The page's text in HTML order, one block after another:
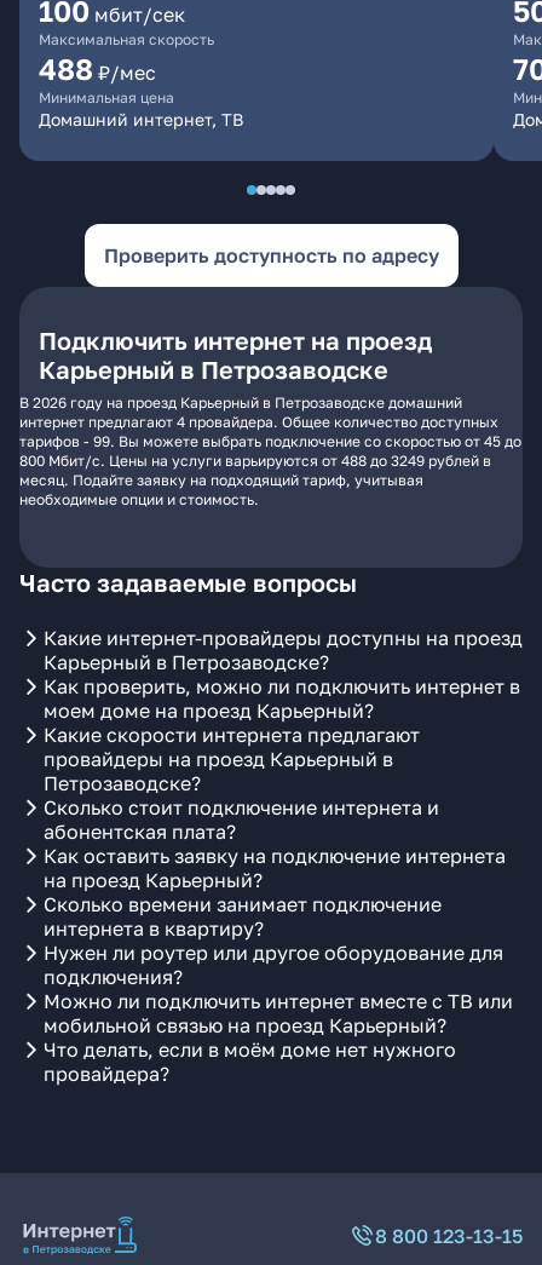
100 мбит/сек
Максимальная скорость
488 ₽/мес
Минимальная цена
Домашний интернет, ТВ
Проверить доступность по адресу
Подключить интернет на проезд
Карьерный в Петрозаводске
В 2026 году на проезд Карьерный в Петрозаводске домашний
интернет предлагают 4 провайдера. Общее количество доступных
тарифов - 99. Вы можете выбрать подключение со скоростью от 45 до
800 Мбит/с. Цены на услуги варьируются от 488 до 3249 рублей в
месяц. Подайте заявку на подходящий тариф, учитывая
необходимые опции и стоимость.
Часто задаваемые вопросы
Какие интернет-провайдеры доступны на проезд
Карьерный в Петрозаводске?
Как проверить, можно ли подключить интернет в
моем доме на проезд Карьерный?
Какие скорости интернета предлагают
провайдеры на проезд Карьерный в
Петрозаводске?
Сколько стоит подключение интернета и
абонентская плата?
Как оставить заявку на подключение интернета
на проезд Карьерный?
Сколько времени занимает подключение
интернета в квартиру?
Нужен ли роутер или другое оборудование для
подключения?
Можно ли подключить интернет вместе с ТВ или
мобильной связью на проезд Карьерный?
Что делать, если в моём доме нет нужного
провайдера?
8 800 123-13-15